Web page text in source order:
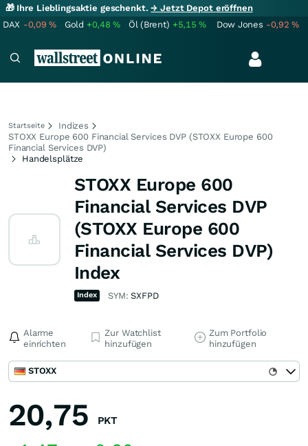
🎁 Ihre Lieblingsaktie geschenkt.→ Jetzt Depot eröffnen
DAX -0,09% Gold +0,48% Öl (Brent) +5,15% Dow Jones -0,92%
Startseite
Indizes
STOXX Europe 600 Financial Services DVP (STOXX Europe 600
Financial Services DVP)
Handelsplätze
STOXX Europe 600
Financial Services DVP
(STOXX Europe 600
Financial Services DVP)
Index
Index SYM:SXFPD
Alarme
einrichten
Zur Watchlist
hinzufügen
Zum Portfolio
hinzufügen
STOXX
20,75 PKT